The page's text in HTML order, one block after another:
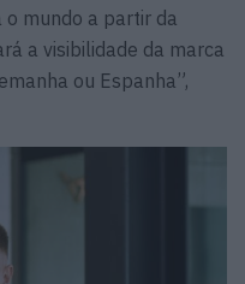
o mundo a partir da
a visibilidade da marca
ou Espanha”,